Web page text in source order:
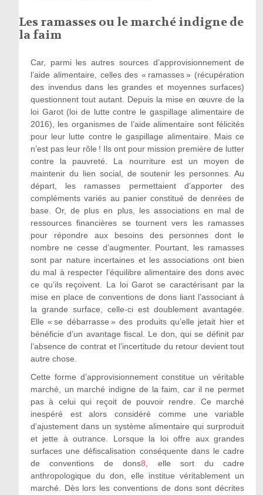
Les ramasses ou le marché indigne de
la faim
Car, parmi les autres sources d’approvisionnement de
l’aide alimentaire, celles des « ramasses » (récupération
des invendus dans les grandes et moyennes surfaces)
questionnent tout autant. Depuis la mise en œuvre de la
loi Garot (loi de lutte contre le gaspillage alimentaire de
2016), les organismes de l’aide alimentaire sont félicités
pour leur lutte contre le gaspillage alimentaire. Mais ce
n’est pas leur rôle ! Ils ont pour mission première de lutter
contre la pauvreté. La nourriture est un moyen de
maintenir du lien social, de soutenir les personnes. Au
départ, les ramasses permettaient d’apporter des
compléments variés au panier constitué de denrées de
base. Or, de plus en plus, les associations en mal de
ressources financières se tournent vers les ramasses
pour répondre aux besoins des personnes dont le
nombre ne cesse d’augmenter. Pourtant, les ramasses
sont par nature incertaines et les associations ont bien
du mal à respecter l’équilibre alimentaire des dons avec
ce qu’ils reçoivent. La loi Garot se caractérisant par la
mise en place de conventions de dons liant l’associant à
la grande surface, celle-ci est doublement avantagée.
Elle « se débarrasse » des produits qu’elle jetait hier et
bénéficie d’un avantage fiscal. Le don, qui se définit par
l’absence de contrat et l’incertitude du retour devient tout
autre chose.
Cette forme d’approvisionnement constitue un véritable
marché, un marché indigne de la faim, car il ne permet
pas à celui qui reçoit de pouvoir rendre. Ce marché
inespéré est alors considéré comme une variable
d’ajustement dans un système alimentaire qui surproduit
et jette à outrance. Lorsque la loi offre aux grandes
surfaces une défiscalisation conséquente dans le cadre
de conventions de dons8 , elle sort du cadre
anthropologique du don, elle institue véritablement un
marché. Dès lors les conventions de dons sont décrites